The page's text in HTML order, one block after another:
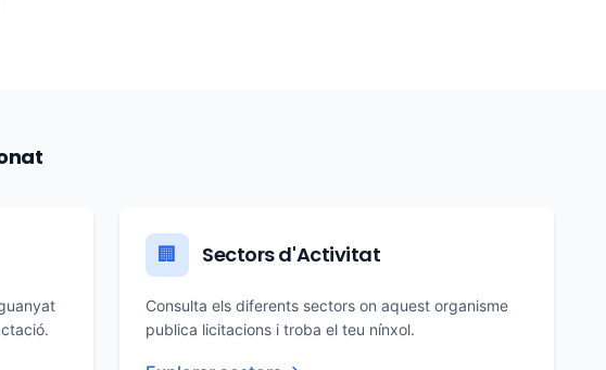
🏢 Sectors d'Activitat
Consulta els diferents sectors on aquest organisme
publica licitacions i troba el teu nínxol.